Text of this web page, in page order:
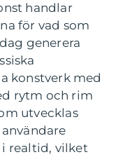
handlar
för vad som
generera
konstverk med
rytm och rim
utvecklas
realtid, vilket